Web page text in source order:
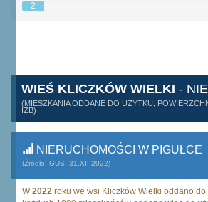
2
WIEŚ KLICZKÓW WIELKI -
(MIESZKANIA ODDANE DO UŻYTKU,
IZB)
NIERUCHOMOŚCI W PIGUŁCE
(Źródło: GUS, 31.XII.2022)
W2022 roku we wsi Kliczków Wielki oddano do